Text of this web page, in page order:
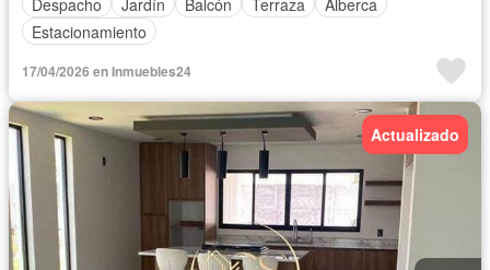
Estacionamiento
17/04/2026 en Inmuebles24
Actualizado